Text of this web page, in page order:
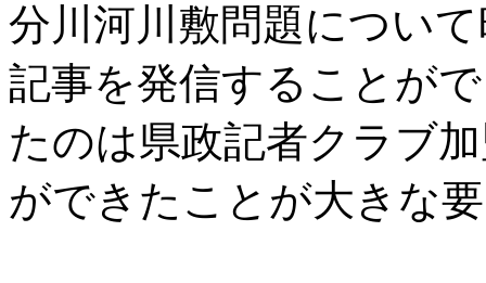
分川河川敷問題につい
記事を発信することが
たのは県政記者クラブ
ができたことが大きな